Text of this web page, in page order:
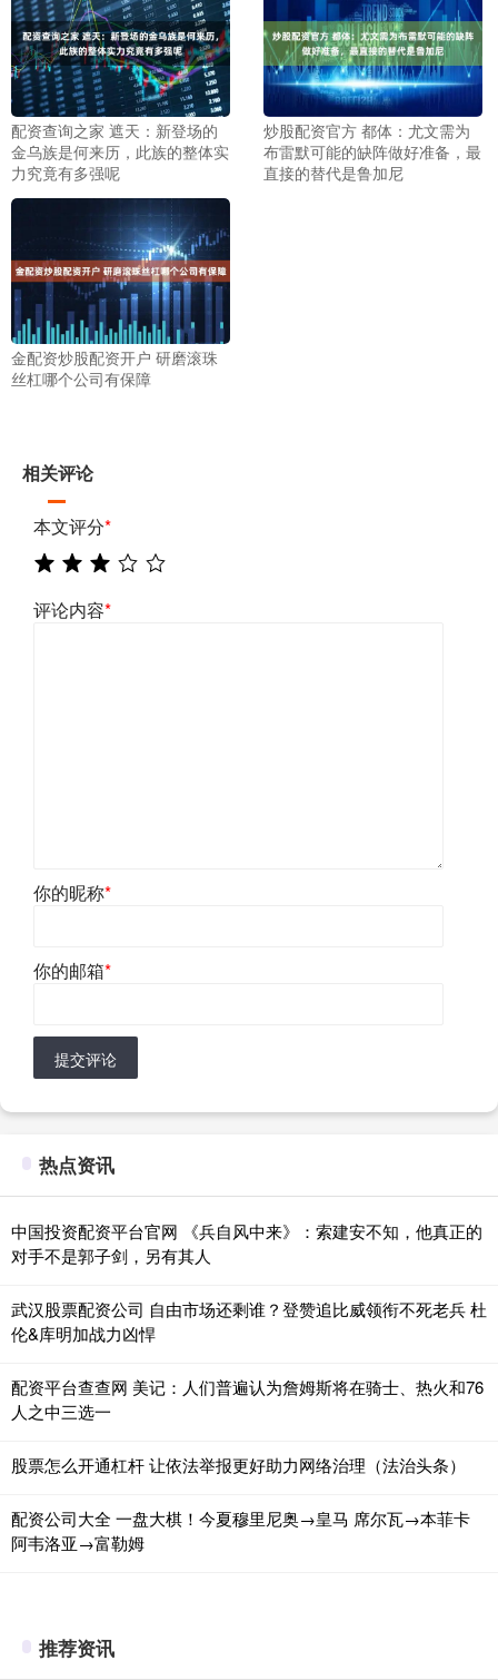
配资查询之家 遮天：新登场的
金乌族是何来历，此族的整体实
力究竟有多强呢
炒股配资官方 都体：尤文需为
布雷默可能的缺阵做好准备，最
直接的替代是鲁加尼
金配资炒股配资开户 研磨滚珠
丝杠哪个公司有保障
相关评论
本文评分*
评论内容*
你的昵称*
你的邮箱*
提交评论
热点资讯
中国投资配资平台官网 《兵自风中来》：索建安不知，他真正的
对手不是郭子剑，另有其人
武汉股票配资公司 自由市场还剩谁？登赞追比威领衔不死老兵 杜
伦&库明加战力凶悍
配资平台查查网 美记：人们普遍认为詹姆斯将在骑士、热火和76
人之中三选一
股票怎么开通杠杆 让依法举报更好助力网络治理（法治头条）
配资公司大全 一盘大棋！今夏穆里尼奥→皇马 席尔瓦→本菲卡
阿韦洛亚→富勒姆
推荐资讯